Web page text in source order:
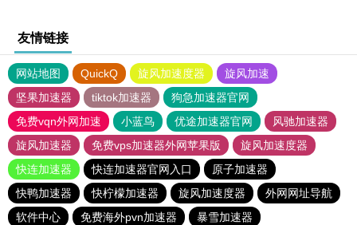
友情链接
网站地图 QuickQ 旋风加速度器
旋风加速
坚果加速器
tiktok加速器
狗急加速器官网
免费vqn外网加速
小蓝鸟 优途加速器官网
风驰加速器
旋风加速器
免费vps加速器外网苹果版
旋风加速度器
快连加速器
快连加速器官网入口
原子加速器
快鸭加速器
快柠檬加速器 旋风加速度器
外网网址导航
软件中心
免费海外pvn加速器
暴雪加速器